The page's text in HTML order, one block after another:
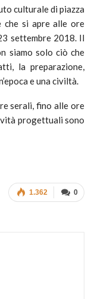
culturale di piazza
che si apre alle ore
settembre 2018. Il
siamo solo ciò che
la preparazione,
e una civiltà.
serali, fino alle ore
progettuali sono
0
1.362